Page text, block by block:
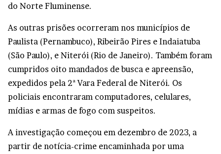
do Norte Fluminense.
As outras prisões ocorreram nos municípios de
Paulista (Pernambuco), Ribeirão Pires e Indaiatuba
(São Paulo), e Niterói (Rio de Janeiro). Também foram
cumpridos oito mandados de busca e apreensão,
expedidos pela 2ª Vara Federal de Niterói. Os
policiais encontraram computadores, celulares,
mídias e armas de fogo com suspeitos.
A investigação começou em dezembro de 2023, a
partir de notícia-crime encaminhada por uma